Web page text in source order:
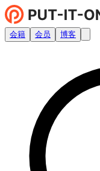
会籍 会员 博客